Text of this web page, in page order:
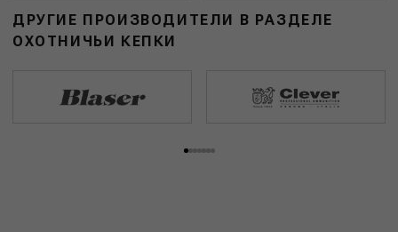
ДРУГИЕ ПРОИЗВОДИТЕЛИ В РАЗДЕЛЕ
ОХОТНИЧЬИ КЕПКИ